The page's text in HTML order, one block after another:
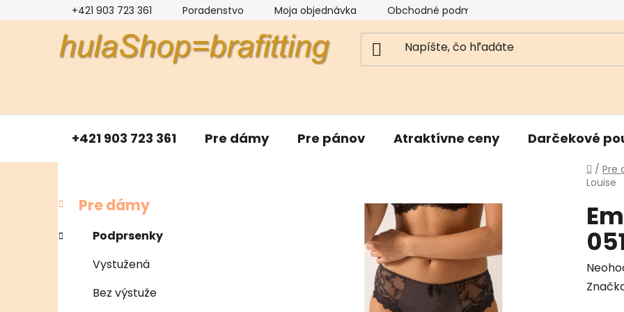
na
+421 903 723 361 Poradenstvo Moja objednávka Obchodné podmienky
+421 903 723 361 Pre dámy Pre pánov Atraktívne ceny Darčekové
/ Pre
Louise
B
o
č
Preskočiť
kategórie
K
a
e
Pre dámy
Podprsenky
Vystužená
Bez výstuže